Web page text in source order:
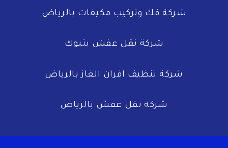
شركة فك وتركيب مكيفات بالرياض
شركة نقل عفش بتبوك
شركة تنظيف افران الغاز بالرياض
شركة نقل عفش بالرياض